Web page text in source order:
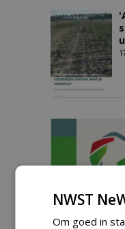
NWST
Om goed in